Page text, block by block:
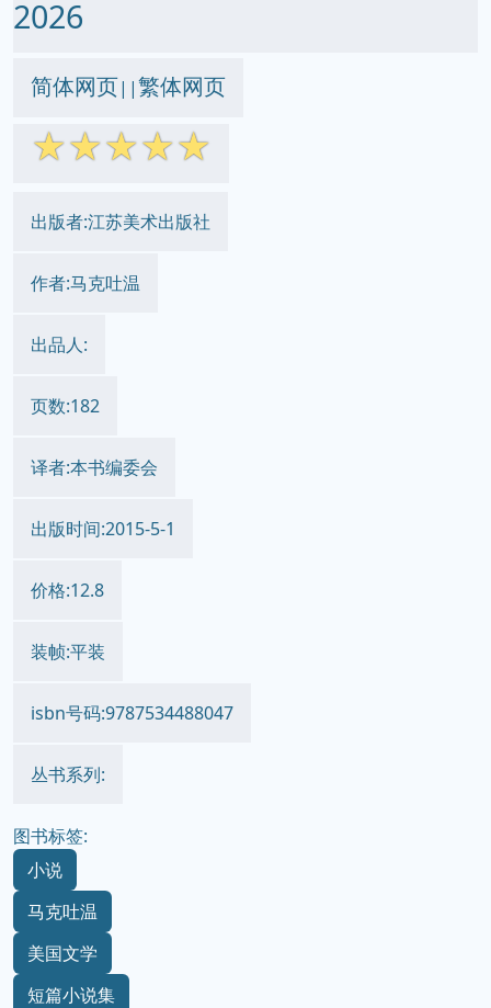
2026
简体网页||繁体网页
☆☆☆☆☆
出版者:江苏美术出版社
作者:马克吐温
出品人:
页数:182
译者:本书编委会
出版时间:2015-5-1
价格:12.8
装帧:平装
isbn号码:9787534488047
丛书系列:
图书标签:
小说
马克吐温
美国文学
短篇小说集